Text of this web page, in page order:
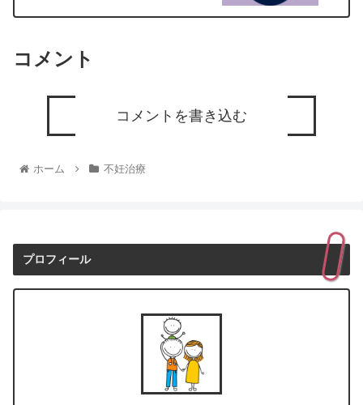
コメント
コメントを書き込む
ホーム 不妊治療
プロフィール